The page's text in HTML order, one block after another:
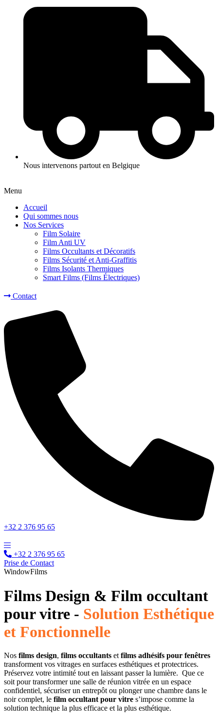
Nous intervenons partout en Belgique
Menu
Accueil
Qui sommes nous
Nos Services
Film Solaire
Film Anti UV
Films Occultants et Décoratifs
Films Sécurité et Anti-Graffitis
Films Isolants Thermiques
Smart Films (Films Électriques)
Contact
+32 2 376 95 65
+32 2 376 95 65​
Prise de Contact
WindowFilms
Films Design & Film occultant
pour vitre - Solution Esthétique
et Fonctionnelle
Nos films design, films occultants et films adhésifs pour fenêtres
transforment vos vitrages en surfaces esthétiques et protectrices.
Préservez votre intimité tout en laissant passer la lumière. Que ce
soit pour transformer une salle de réunion vitrée en un espace
confidentiel, sécuriser un entrepôt ou plonger une chambre dans le
noir complet, le film occultant pour vitre s’impose comme la
solution technique la plus efficace et la plus esthétique.